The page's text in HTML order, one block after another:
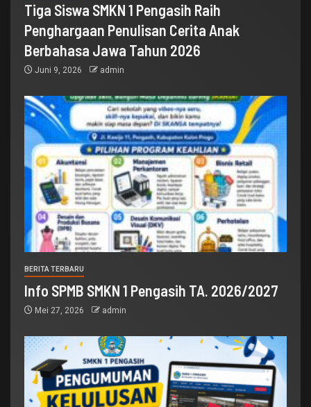
Tiga Siswa SMKN 1 Pengasih Raih
Penghargaan Penulisan Cerita Anak
Berbahasa Jawa Tahun 2026
Juni 9, 2026 admin
BERITA TERBARU
Info SPMB SMKN 1 Pengasih TA. 2026/2027
Mei 27, 2026 admin